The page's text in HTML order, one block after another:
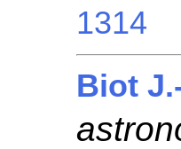
1314
Biot